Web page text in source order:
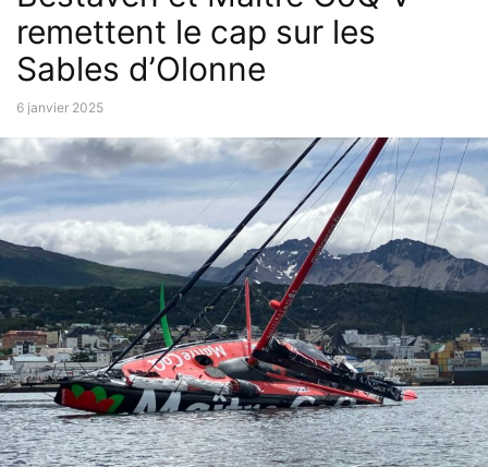
remettent le cap sur les
Sables d’Olonne
6 janvier 2025